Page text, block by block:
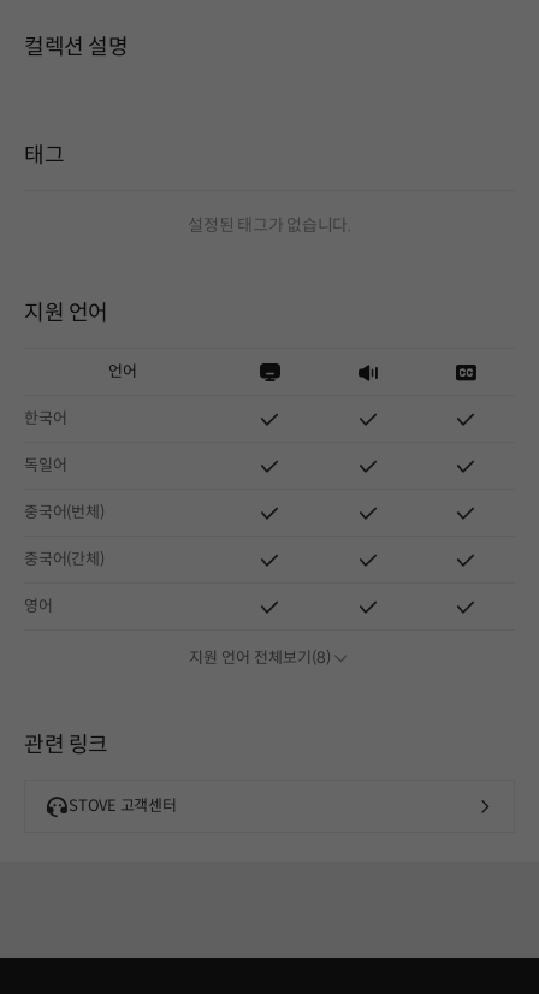
컬렉션 설명
태그
설정된 태그가 없습니다.
지원 언어
언어
한국어
독일어
중국어(번체)
중국어(간체)
영어
지원 언어 전체보기(8)
관련 링크
STOVE 고객센터